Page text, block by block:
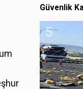
Güvenlik
5